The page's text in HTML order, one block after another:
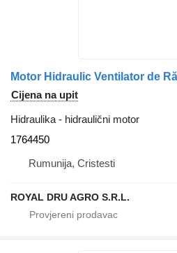
Cijena na upit
Hidraulika - hidraulični motor
1764450
Rumunija, Cristesti
ROYAL DRU AGRO S.R.L.